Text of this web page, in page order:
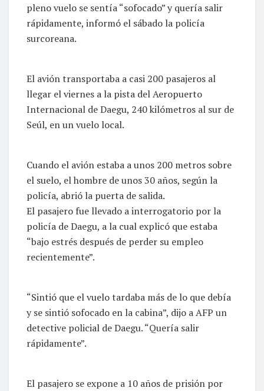
pleno vuelo se sentía “sofocado” y quería salir
rápidamente, informó el sábado la policía
surcoreana.
El avión transportaba a casi 200 pasajeros al
llegar el viernes a la pista del Aeropuerto
Internacional de Daegu, 240 kilómetros al sur de
Seúl, en un vuelo local.
Cuando el avión estaba a unos 200 metros sobre
el suelo, el hombre de unos 30 años, según la
policía, abrió la puerta de salida.
El pasajero fue llevado a interrogatorio por la
policía de Daegu, a la cual explicó que estaba
“bajo estrés después de perder su empleo
recientemente”.
“Sintió que el vuelo tardaba más de lo que debía
y se sintió sofocado en la cabina”, dijo a AFP un
detective policial de Daegu. “Quería salir
rápidamente”.
El pasajero se expone a 10 años de prisión por